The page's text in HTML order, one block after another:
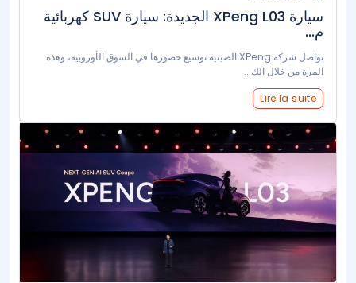
سيارة XPeng L03 الجديدة: سيارة SUV كهربائية
م...
تواصل شركة XPeng الصينية توسيع حضورها في السوق الأوروبية، وهذه
المرة من خلال الك...
Lire la suite